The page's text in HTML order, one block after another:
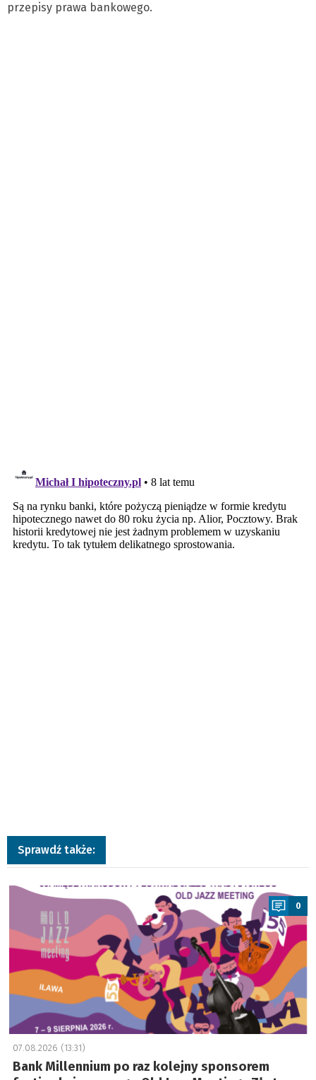
przepisy prawa bankowego.
Sprawdź także:
a
0
07.08.2026 (13:31)
Bank Millennium po raz kolejny sponsorem